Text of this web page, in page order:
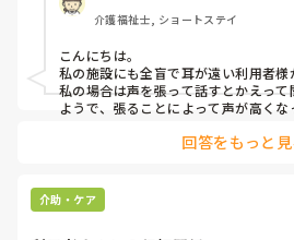
ことや、喉に負担をかけずに意思疎
よろしくお願いします。
介護福祉士, ショートステイ
こんにちは。
私の施設にも全盲で耳が遠い利用者様
私の場合は声を張って話すとかえっ
ようで、張ることによって声が高く
回答をもっと見
介助・ケア